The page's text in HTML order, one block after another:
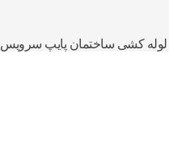
کشی ساختمان پایپ سرویس